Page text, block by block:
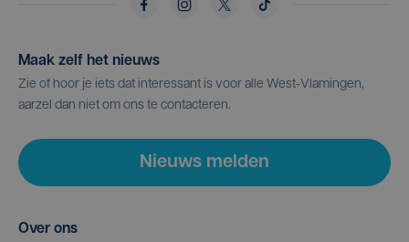
Maak zelf het nieuws
Zie of hoor je iets dat interessant is voor alle West-Vlamingen,
aarzel dan niet om ons te contacteren.
Nieuws melden
Over ons